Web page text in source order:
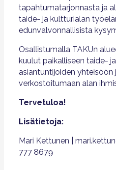
tapahtumatarjonnasta ja
taide- ja kultturialan
edunvalvonnallisista
Osallistumalla TAKUn
kuulut paikalliseen taide-
asiantuntijoiden yhteisöön
verkostoitumaan alan
Tervetuloa!
Lisätietoja:
Mari Kettunen |
777 8679